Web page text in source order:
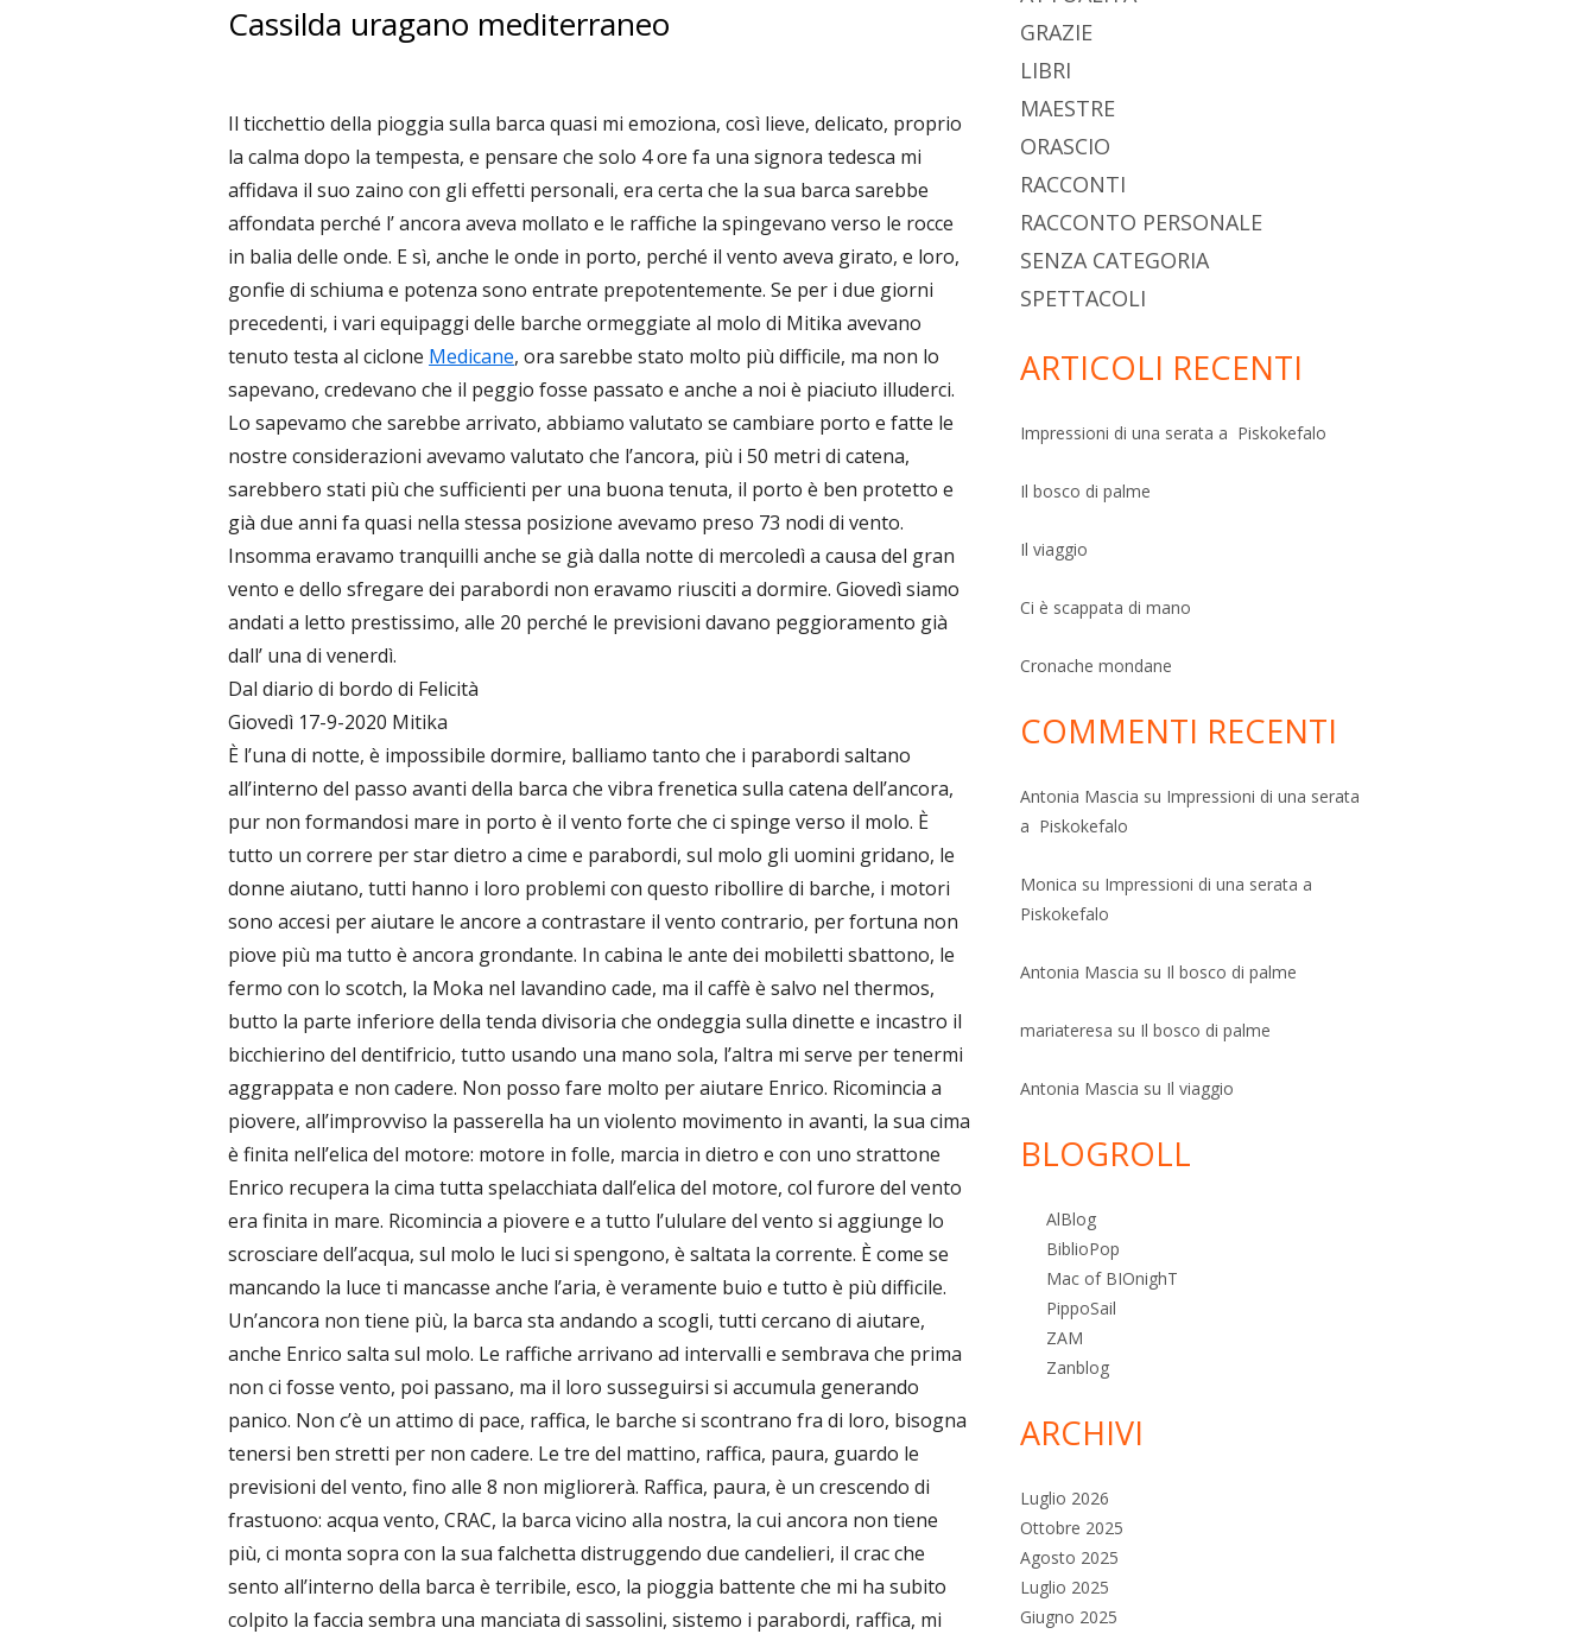
Cassilda uragano mediterraneo
Il ticchettio della pioggia sulla barca quasi mi emoziona, così lieve, delicato, proprio
la calma dopo la tempesta, e pensare che solo 4 ore fa una signora tedesca mi
affidava il suo zaino con gli effetti personali, era certa che la sua barca sarebbe
affondata perché l’ ancora aveva mollato e le raffiche la spingevano verso le rocce
in balia delle onde. E sì, anche le onde in porto, perché il vento aveva girato, e loro,
gonfie di schiuma e potenza sono entrate prepotentemente. Se per i due giorni
precedenti, i vari equipaggi delle barche ormeggiate al molo di Mitika avevano
tenuto testa al ciclone Medicane, ora sarebbe stato molto più difficile, ma non lo
sapevano, credevano che il peggio fosse passato e anche a noi è piaciuto illuderci.
Lo sapevamo che sarebbe arrivato, abbiamo valutato se cambiare porto e fatte le
nostre considerazioni avevamo valutato che l’ancora, più i 50 metri di catena,
sarebbero stati più che sufficienti per una buona tenuta, il porto è ben protetto e
già due anni fa quasi nella stessa posizione avevamo preso 73 nodi di vento.
Insomma eravamo tranquilli anche se già dalla notte di mercoledì a causa del gran
vento e dello sfregare dei parabordi non eravamo riusciti a dormire. Giovedì siamo
andati a letto prestissimo, alle 20 perché le previsioni davano peggioramento già
dall’ una di venerdì.
Dal diario di bordo di Felicità
Giovedì 17-9-2020 Mitika
È l’una di notte, è impossibile dormire, balliamo tanto che i parabordi saltano
all’interno del passo avanti della barca che vibra frenetica sulla catena dell’ancora,
pur non formandosi mare in porto è il vento forte che ci spinge verso il molo. È
tutto un correre per star dietro a cime e parabordi, sul molo gli uomini gridano, le
donne aiutano, tutti hanno i loro problemi con questo ribollire di barche, i motori
sono accesi per aiutare le ancore a contrastare il vento contrario, per fortuna non
piove più ma tutto è ancora grondante. In cabina le ante dei mobiletti sbattono, le
fermo con lo scotch, la Moka nel lavandino cade, ma il caffè è salvo nel thermos,
butto la parte inferiore della tenda divisoria che ondeggia sulla dinette e incastro il
bicchierino del dentifricio, tutto usando una mano sola, l’altra mi serve per tenermi
aggrappata e non cadere. Non posso fare molto per aiutare Enrico. Ricomincia a
piovere, all’improvviso la passerella ha un violento movimento in avanti, la sua cima
è finita nell’elica del motore: motore in folle, marcia in dietro e con uno strattone
Enrico recupera la cima tutta spelacchiata dall’elica del motore, col furore del vento
era finita in mare. Ricomincia a piovere e a tutto l’ululare del vento si aggiunge lo
scrosciare dell’acqua, sul molo le luci si spengono, è saltata la corrente. È come se
mancando la luce ti mancasse anche l’aria, è veramente buio e tutto è più difficile.
Un’ancora non tiene più, la barca sta andando a scogli, tutti cercano di aiutare,
anche Enrico salta sul molo. Le raffiche arrivano ad intervalli e sembrava che prima
non ci fosse vento, poi passano, ma il loro susseguirsi si accumula generando
panico. Non c’è un attimo di pace, raffica, le barche si scontrano fra di loro, bisogna
tenersi ben stretti per non cadere. Le tre del mattino, raffica, paura, guardo le
previsioni del vento, fino alle 8 non migliorerà. Raffica, paura, è un crescendo di
frastuono: acqua vento, CRAC, la barca vicino alla nostra, la cui ancora non tiene
più, ci monta sopra con la sua falchetta distruggendo due candelieri, il crac che
sento all’interno della barca è terribile, esco, la pioggia battente che mi ha subito
colpito la faccia sembra una manciata di sassolini, sistemo i parabordi, raffica, mi
principale
GRAZIE
LIBRI
MAESTRE
ORASCIO
RACCONTI
RACCONTO PERSONALE
SENZA CATEGORIA
SPETTACOLI
ARTICOLI RECENTI
Impressioni di una serata a Piskokefalo
Il bosco di palme
Il viaggio
Ci è scappata di mano
Cronache mondane
COMMENTI RECENTI
Antonia Mascia su Impressioni di una serata
a Piskokefalo
Monica su Impressioni di una serata a
Piskokefalo
Antonia Mascia su Il bosco di palme
mariateresa su Il bosco di palme
Antonia Mascia su Il viaggio
BLOGROLL
AlBlog
BiblioPop
Mac of BIOnighT
PippoSail
ZAM
Zanblog
ARCHIVI
Luglio 2026
Ottobre 2025
Agosto 2025
Luglio 2025
Giugno 2025